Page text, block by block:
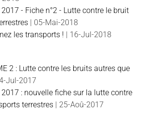
- Fiche n°2 - Lutte contre le bruit
| 05-Mai-2018
les transports ! | 16-Jul-2018
2 : Lutte contre les bruits autres que
Jul-2017
: nouvelle fiche sur la lutte contre
terrestres | 25-Aoû-2017